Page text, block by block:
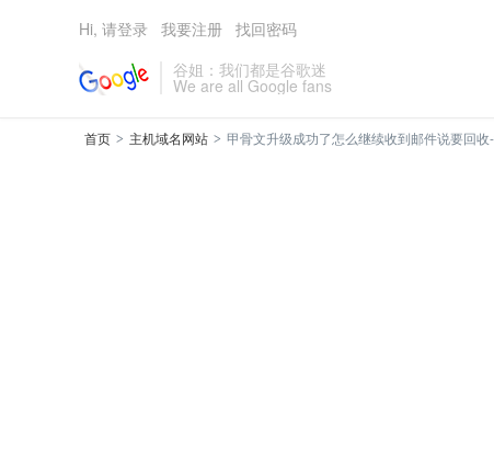
谷姐：我们都是谷歌迷
We are all Google fans
Hi, 请登录 我要注册 找回密码
首页 > 主机域名网站 > 甲骨文升级成功了怎么继续收到邮件说要回收